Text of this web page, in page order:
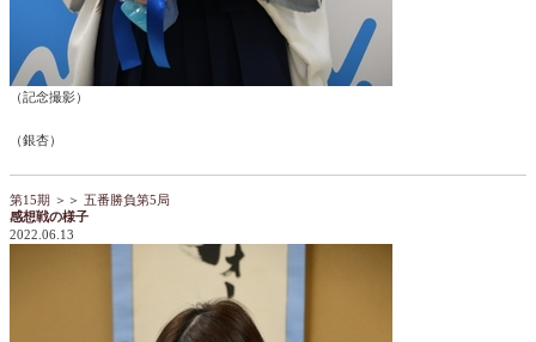
（記念撮影）
（銀杏）
第15期 ＞＞ 五番勝負第5局
感想戦の様子
2022.06.13